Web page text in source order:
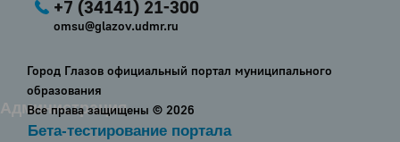
Администрация
Бета-тестирование портала
+7 (34141) 21-300
omsu@glazov.udmr.ru
Город Глазов официальный портал муниципального
образования
Все права защищены © 2026